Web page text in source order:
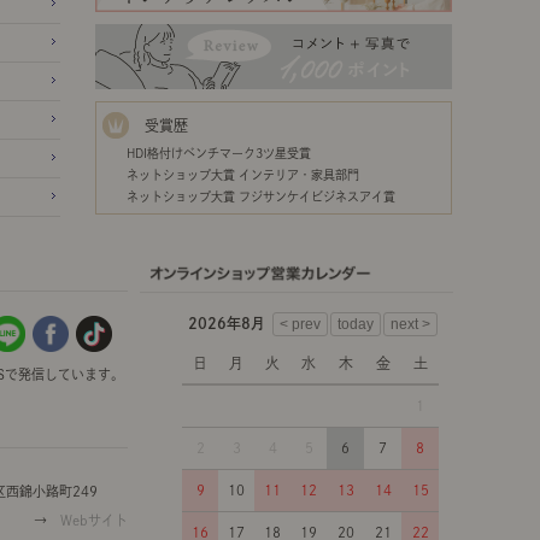
受賞歴
HDI格付けベンチマーク3ツ星受賞
ネットショップ大賞 インテリア・家具部門
ネットショップ大賞 フジサンケイビジネスアイ賞
発信しています。
西錦小路町249
→ Webサイト
2026年8月
日 月 火 水 木 金 土
6 7 8
9 10 11 12 13 14 15
16 17 18 19 20 21 22